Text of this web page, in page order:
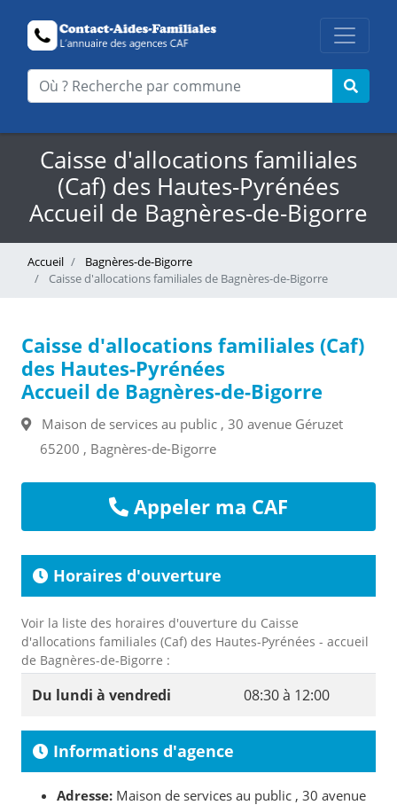
Caisse d'allocations familiales
(Caf) des Hautes-Pyrénées
Accueil de Bagnères-de-Bigorre
Accueil
Bagnères-de-Bigorre
Caisse d'allocations familiales de Bagnères-de-Bigorre
Caisse d'allocations familiales (Caf)
des Hautes-Pyrénées
Accueil de Bagnères-de-Bigorre
Maison de services au public , 30 avenue Géruzet
65200 , Bagnères-de-Bigorre
Appeler ma CAF
Horaires d'ouverture
Voir la liste des horaires d'ouverture du Caisse
d'allocations familiales (Caf) des Hautes-Pyrénées - accueil
de Bagnères-de-Bigorre :
Du lundi à vendredi 08:30 à 12:00
Informations d'agence
Adresse: Maison de services au public , 30 avenue